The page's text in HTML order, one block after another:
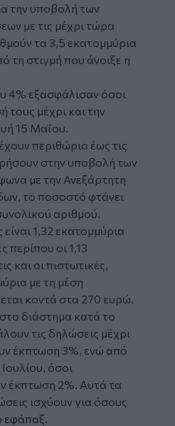
την υποβολή των
με τις μέχρι τώρα
τα 3,5 εκατομμύρια
τη στιγμή που άνοιξε η
4% εξασφάλισαν όσοι
μέχρι και την
15 Μαΐου.
περιθώριο έως τις
στην υποβολή των
με την Ανεξάρτητη
το ποσοστό φτάνει
αριθμού.
1,32 εκατομμύρια
περίπου οι 1,13
και οι πιστωτικές,
με τη μέση
κοντά στα 270 ευρώ.
διάστημα κατά το
τις δηλώσεις μέχρι
έκπτωση 3%, ενώ από
όσοι
έκπτωση 2%. Αυτά τα
ισχύουν για όσους
εφάπαξ.